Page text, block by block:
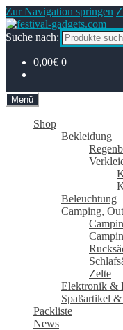
Zur Navigation springen
Suche nach:
0,00€ 0
Menü
Shop
Bekleidung
Beleuchtung
Camping,
Zelte
Elektronik &
Spaßartikel
Packliste
News